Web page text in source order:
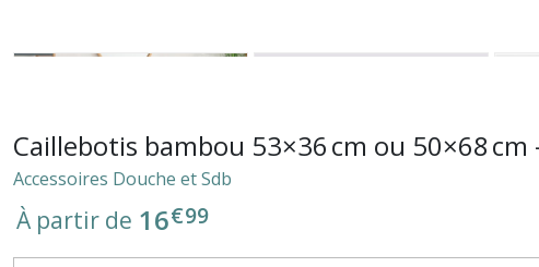
Caillebotis bambou 53×36 cm ou 50×68
Accessoires Douche et Sdb
À partir de 16€99